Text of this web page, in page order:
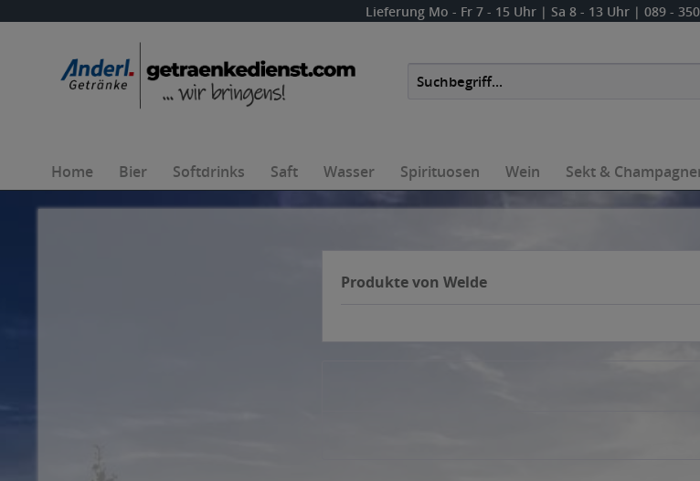
Lieferung Mo - Fr 7 - 15 Uhr | Sa 8 - 13 Uhr | 089 -
Home Bier Softdrinks Saft Wasser Spirituosen Wein Sekt &
Produkte von Welde